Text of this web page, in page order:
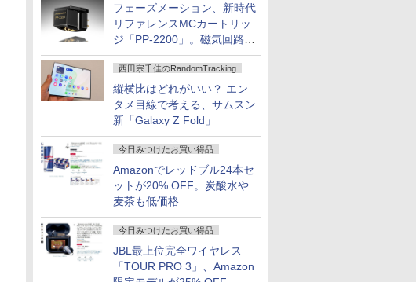
フェーズメーション、新時代
リファレンスMCカートリッ
ジ「PP-2200」。磁気回路や
ハウジングを根本から見直し
西田宗千佳のRandomTracking
縦横比はどれがいい？ エン
タメ目線で考える、サムスン
新「Galaxy Z Fold」
今日みつけたお買い得品
Amazonでレッドブル24本セ
ットが20% OFF。炭酸水や
麦茶も低価格
今日みつけたお買い得品
JBL最上位完全ワイヤレス
「TOUR PRO 3」、Amazon